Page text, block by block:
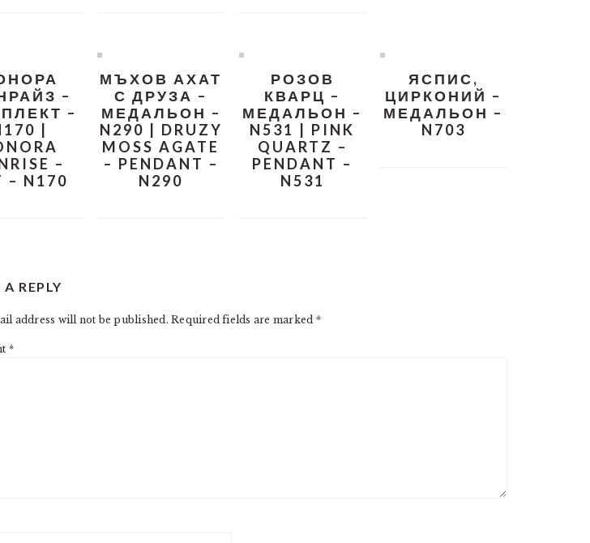
–
–
|
–
– N170
МЪХОВ АХАТ
С ДРУЗА –
МЕДАЛЬОН –
N290 | DRUZY
MOSS AGATE
– PENDANT –
N290
РОЗОВ
КВАРЦ –
МЕДАЛЬОН –
N531 | PINK
QUARTZ –
PENDANT –
N531
ЯСПИС,
ЦИРКОНИЙ –
МЕДАЛЬОН –
N703
A REPLY
address will not be published. Required fields are marked *
*